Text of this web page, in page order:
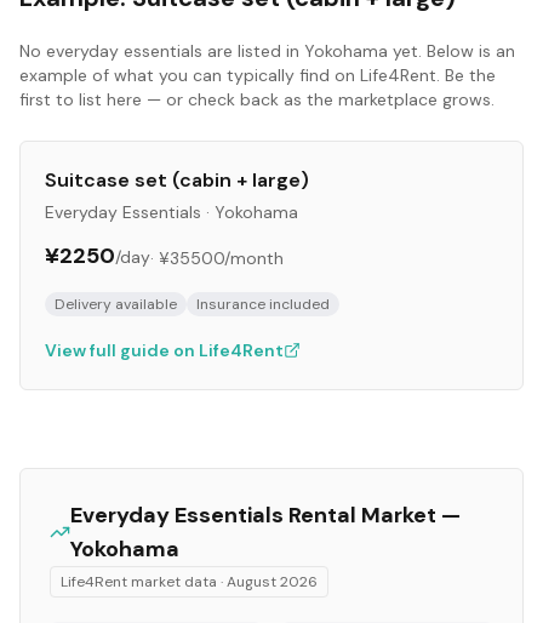
No everyday essentials are listed in Yokohama yet. Below is an
example of what you can typically find on Life4Rent. Be the
first to list here — or check back as the marketplace grows.
Suitcase set (cabin + large)
Everyday Essentials · Yokohama
¥2250/day· ¥35500/month
Delivery available Insurance included
View full guide on Life4Rent
Everyday Essentials Rental Market —
Yokohama
Life4Rent market data ·August 2026